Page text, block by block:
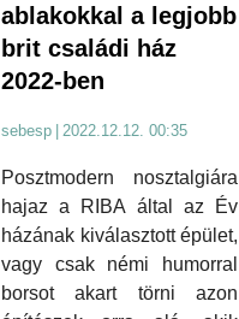
ablakokkal a legjobb
brit családi ház
2022-ben
sebesp | 2022.12.12. 00:35
Posztmodern nosztalgiára
hajaz a RIBA által az Év
házának kiválasztott épület,
vagy csak némi humorral
borsot akart törni azon